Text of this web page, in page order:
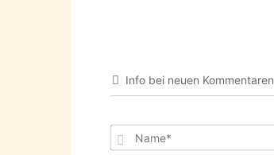
Info bei neuen Kommentaren